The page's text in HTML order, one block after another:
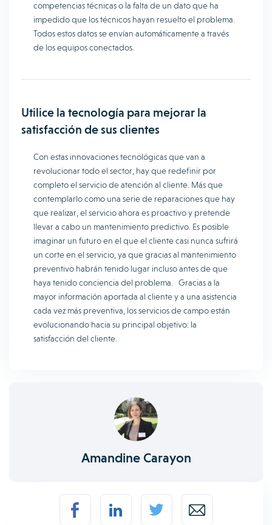
competencias técnicas o la falta de un dato que ha
impedido que los técnicos hayan resuelto el problema.
Todos estos datos se envían automáticamente a través
de los equipos conectados.
Utilice la tecnología para mejorar la
satisfacción de sus clientes
Con estas innovaciones tecnológicas que van a
revolucionar todo el sector, hay que redefinir por
completo el servicio de atención al cliente. Más que
contemplarlo como una serie de reparaciones que hay
que realizar, el servicio ahora es proactivo y pretende
llevar a cabo un mantenimiento predictivo. Es posible
imaginar un futuro en el que el cliente casi nunca sufrirá
un corte en el servicio, ya que gracias al mantenimiento
preventivo habrán tenido lugar incluso antes de que
haya tenido conciencia del problema. Gracias a la
mayor información aportada al cliente y a una asistencia
cada vez más preventiva, los servicios de campo están
evolucionando hacia su principal objetivo: la
satisfacción del cliente.
Amandine Carayon